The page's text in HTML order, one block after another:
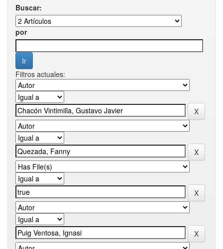
Buscar:
por
Filtros actuales: